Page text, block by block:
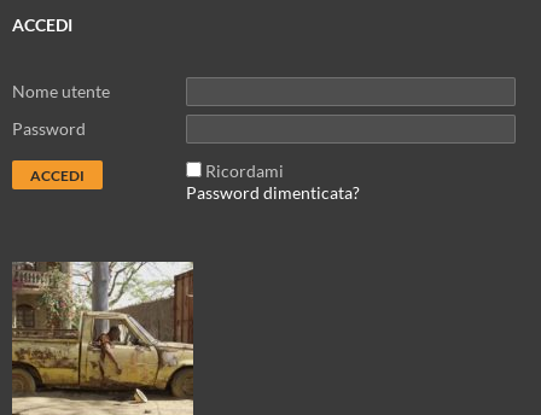
ACCEDI
Nome utente
Password
Ricordami
Password dimenticata?